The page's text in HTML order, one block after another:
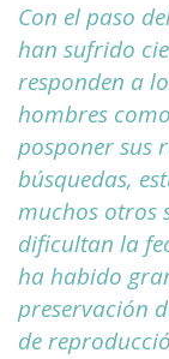
Con el paso
han sufrido
responden a
hombres
posponer sus
búsquedas,
muchos otros
dificultan la
ha habido
preservación
de